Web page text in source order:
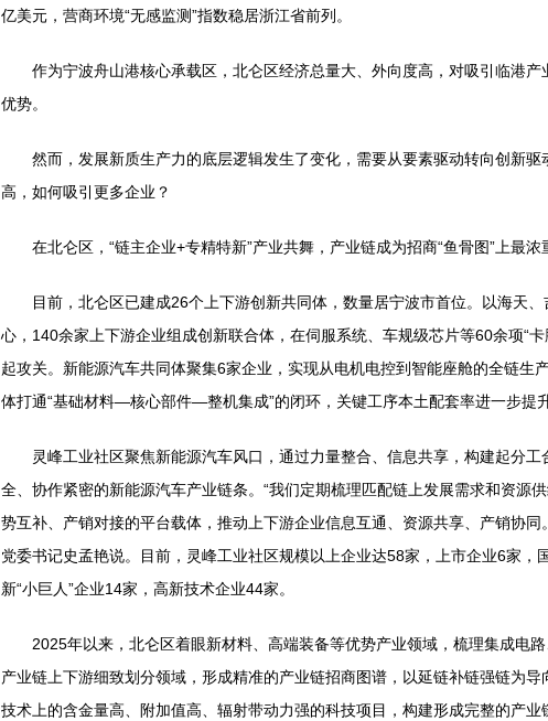
亿美元，营商环境“无感监测”指数稳居浙江省前列。
作为宁波舟山港核心承载区，北仑区经济总量大、外向度高，对吸引临港产
优势。
然而，发展新质生产力的底层逻辑发生了变化，需要从要素驱动转向创新驱
高，如何吸引更多企业？
在北仑区，“链主企业+专精特新”产业共舞，产业链成为招商“鱼骨图”上最浓
目前，北仑区已建成26个上下游创新共同体，数量居宁波市首位。以海天、
心，140余家上下游企业组成创新联合体，在伺服系统、车规级芯片等60余项“卡
起攻关。新能源汽车共同体聚集6家企业，实现从电机电控到智能座舱的全链生
体打通“基础材料—核心部件—整机集成”的闭环，关键工序本土配套率进一步提升
灵峰工业社区聚焦新能源汽车风口，通过力量整合、信息共享，构建起分工
全、协作紧密的新能源汽车产业链条。“我们定期梳理匹配链上发展需求和资源
势互补、产销对接的平台载体，推动上下游企业信息互通、资源共享、产销协同
党委书记史孟艳说。目前，灵峰工业社区规模以上企业达58家，上市企业6家，
新“小巨人”企业14家，高新技术企业44家。
2025年以来，北仑区着眼新材料、高端装备等优势产业领域，梳理集成电路
产业链上下游细致划分领域，形成精准的产业链招商图谱，以延链补链强链为导
技术上的含金量高、附加值高、辐射带动力强的科技项目，构建形成完整的产业